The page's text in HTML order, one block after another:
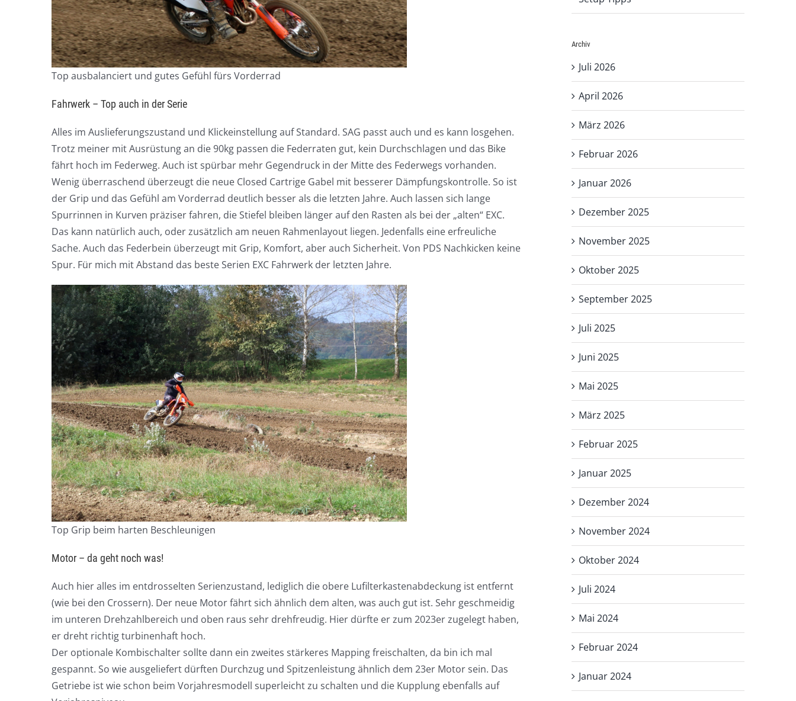
Top ausbalanciert und gutes Gefühl fürs Vorderrad
Fahrwerk – Top auch in der Serie
Alles im Auslieferungszustand und Klickeinstellung auf Standard. SAG passt auch und es kann losgehen.
Trotz meiner mit Ausrüstung an die 90kg passen die Federraten gut, kein Durchschlagen und das Bike
fährt hoch im Federweg. Auch ist spürbar mehr Gegendruck in der Mitte des Federwegs vorhanden.
Wenig überraschend überzeugt die neue Closed Cartrige Gabel mit besserer Dämpfungskontrolle. So ist
der Grip und das Gefühl am Vorderrad deutlich besser als die letzten Jahre. Auch lassen sich lange
Spurrinnen in Kurven präziser fahren, die Stiefel bleiben länger auf den Rasten als bei der „alten“ EXC.
Das kann natürlich auch, oder zusätzlich am neuen Rahmenlayout liegen. Jedenfalls eine erfreuliche
Sache. Auch das Federbein überzeugt mit Grip, Komfort, aber auch Sicherheit. Von PDS Nachkicken keine
Spur. Für mich mit Abstand das beste Serien EXC Fahrwerk der letzten Jahre.
Top Grip beim harten Beschleunigen
Motor – da geht noch was!
Auch hier alles im entdrosselten Serienzustand, lediglich die obere Lufilterkastenabdeckung ist entfernt
(wie bei den Crossern). Der neue Motor fährt sich ähnlich dem alten, was auch gut ist. Sehr geschmeidig
im unteren Drehzahlbereich und oben raus sehr drehfreudig. Hier dürfte er zum 2023er zugelegt haben,
er dreht richtig turbinenhaft hoch.
Der optionale Kombischalter sollte dann ein zweites stärkeres Mapping freischalten, da bin ich mal
gespannt. So wie ausgeliefert dürften Durchzug und Spitzenleistung ähnlich dem 23er Motor sein. Das
Getriebe ist wie schon beim Vorjahresmodell superleicht zu schalten und die Kupplung ebenfalls auf
Archiv
Juli 2026
April 2026
März 2026
Februar 2026
Januar 2026
Dezember 2025
November 2025
Oktober 2025
September 2025
Juli 2025
Juni 2025
Mai 2025
März 2025
Februar 2025
Januar 2025
Dezember 2024
November 2024
Oktober 2024
Juli 2024
Mai 2024
Februar 2024
Januar 2024